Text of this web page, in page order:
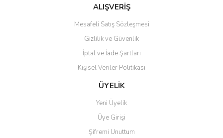
Bu ürüne benzer farklı alternatifler olmalı.
Gönder
ALIŞVERİŞ
Mesafeli Satış Sözleşmesi
Gizlilik ve Güvenlik
İptal ve İade Şartları
Kişisel Veriler Politikası
ÜYELİK
Yeni Üyelik
Üye Girişi
Şifremi Unuttum